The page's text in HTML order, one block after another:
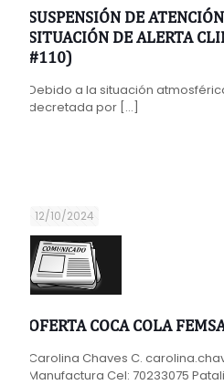
SUSPENSIÓN DE
SITUACIÓN DE ALERTA
#110)
Debido a la situación
decretada por […]
12/10/2024
OFERTA COCA COLA
Carolina Chaves C.
Manufactura Cel: 70233075